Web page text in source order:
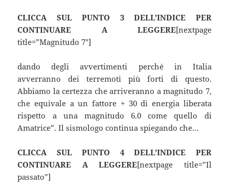
CLICCA SUL PUNTO 3 DELL’INDICE PER
CONTINUARE A LEGGERE[nextpage
title=”Magnitudo 7″]
dando degli avvertimenti perché in Italia
avverranno dei terremoti più forti di questo.
Abbiamo la certezza che arriveranno a magnitudo 7,
che equivale a un fattore + 30 di energia liberata
rispetto a una magnitudo 6.0 come quello di
Amatrice”. Il sismologo continua spiegando che…
CLICCA SUL PUNTO 4 DELL’INDICE PER
CONTINUARE A LEGGERE[nextpage title=”Il
passato”]